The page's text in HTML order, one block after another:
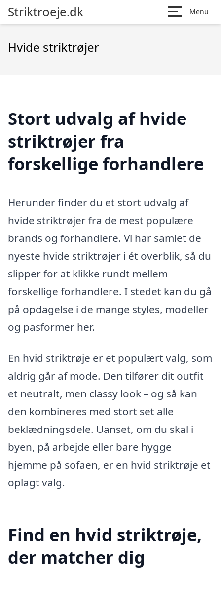
Striktroeje.dk Menu
Hvide striktrøjer
Stort udvalg af hvide
striktrøjer fra
forskellige forhandlere
Herunder finder du et stort udvalg af
hvide striktrøjer fra de mest populære
brands og forhandlere. Vi har samlet de
nyeste hvide striktrøjer i ét overblik, så du
slipper for at klikke rundt mellem
forskellige forhandlere. I stedet kan du gå
på opdagelse i de mange styles, modeller
og pasformer her.
En hvid striktrøje er et populært valg, som
aldrig går af mode. Den tilfører dit outfit
et neutralt, men classy look – og så kan
den kombineres med stort set alle
beklædningsdele. Uanset, om du skal i
byen, på arbejde eller bare hygge
hjemme på sofaen, er en hvid striktrøje et
oplagt valg.
Find en hvid striktrøje,
der matcher dig